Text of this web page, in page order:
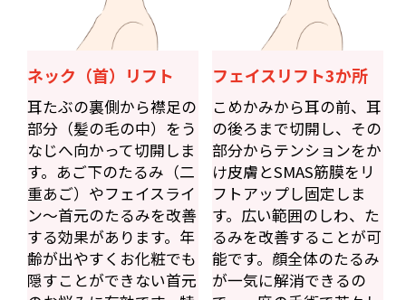
ネック（首）リフト
耳たぶの裏側から襟足の
部分（髪の毛の中）をう
なじへ向かって切開しま
す。あご下のたるみ（二
重あご）やフェイスライ
ン〜首元のたるみを改善
する効果があります。年
齢が出やすくお化粧でも
隠すことができない首元
フェイスリフト3か所
こめかみから耳の前、耳
の後ろまで切開し、その
部分からテンションをか
け皮膚とSMAS筋膜をリ
フトアップし固定しま
す。広い範囲のしわ、た
るみを改善することが可
能です。顔全体のたるみ
が一気に解消できるの